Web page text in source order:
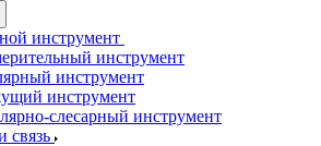
инструмент
инструмент
инструмент
инструмент
слесарный инструмент
связь